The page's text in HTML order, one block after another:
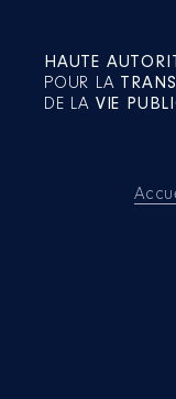
HAUTE
POUR LA
DE LA VIE